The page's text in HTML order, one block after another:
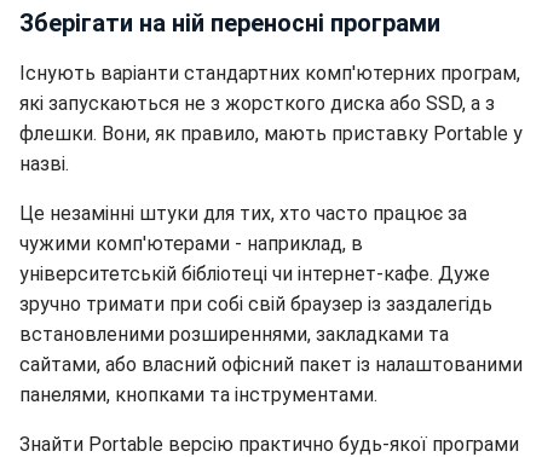
Зберігати на ній переносні програми
Існують варіанти стандартних комп'ютерних програм,
які запускаються не з жорсткого диска або SSD, а з
флешки. Вони, як правило, мають приставку Portable у
назві.
Це незамінні штуки для тих, хто часто працює за
чужими комп'ютерами - наприклад, в
університетській бібліотеці чи інтернет-кафе. Дуже
зручно тримати при собі свій браузер із заздалегідь
встановленими розширеннями, закладками та
сайтами, або власний офісний пакет із налаштованими
панелями, кнопками та інструментами.
Знайти Portable версію практично будь-якої програми